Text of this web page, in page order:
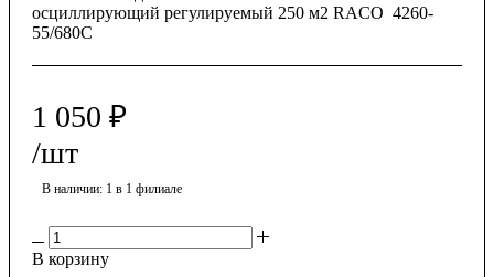
осциллирующий регулируемый 250 м2 RACO 4260-
55/680С
1 050 ₽
/шт
В наличии: 1 в 1 филиале
В корзину